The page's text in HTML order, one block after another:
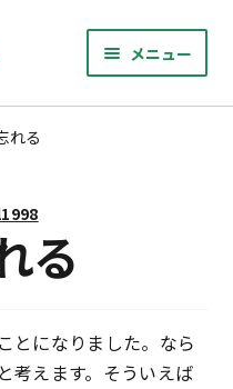
メニュー
サ
展
開
ュ
ー
れる
る
とになりました。なら
考えます。そういえば